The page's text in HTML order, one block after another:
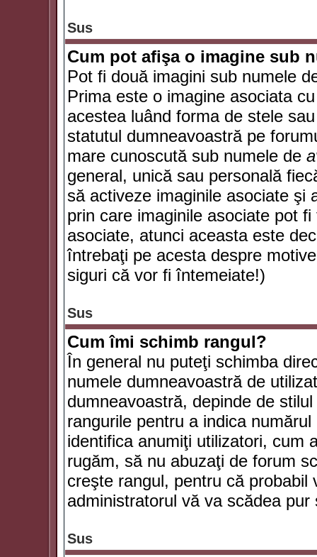
Sus
Cum pot afişa o imagine sub
Pot fi două imagini sub numele
Prima este o imagine asociata
acestea luând forma de stele
statutul dumneavoastră pe
mare cunoscută sub numele de
general, unică sau personală
să activeze imaginile asociate şi
prin care imaginile asociate pot
asociate, atunci aceasta este
întrebaţi pe acesta despre
siguri că vor fi întemeiate!)
Sus
Cum îmi schimb rangul?
În general nu puteţi schimba
numele dumneavoastră de
dumneavoastră, depinde de
rangurile pentru a indica
identifica anumiţi utilizatori, cum
rugăm, să nu abuzaţi de forum
creşte rangul, pentru că
administratorul vă va scădea
Sus